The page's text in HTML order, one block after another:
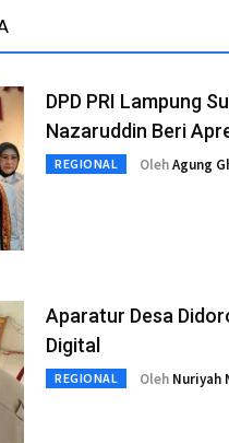
DPD PRI Lampung
Nazaruddin Beri
REGIONAL OlehAgung
Aparatur Desa
Digital
REGIONAL Oleh Nuriyah